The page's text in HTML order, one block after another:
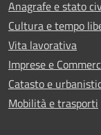
Anagrafe e stato
Cultura e tempo
Vita lavorativa
Imprese e
Catasto e
Mobilità e trasporti